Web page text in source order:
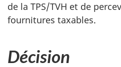
de la TPS/TVH et de
fournitures taxables.
Décision